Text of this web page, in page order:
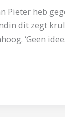
Pieter heb
dit zegt
‘Geen idee.